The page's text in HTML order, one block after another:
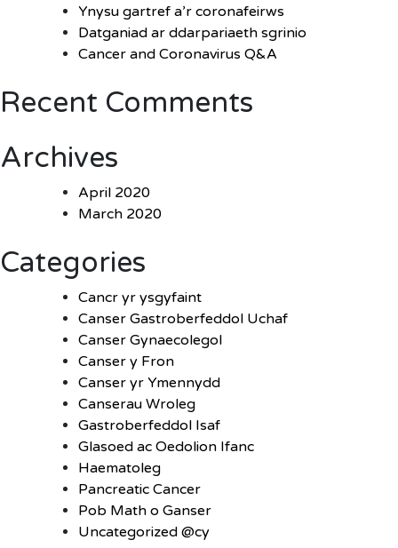
Ynysu gartref a’r coronafeirws
Datganiad ar ddarpariaeth sgrinio
Cancer and Coronavirus Q&A
Recent Comments
Archives
April 2020
March 2020
Categories
Cancr yr ysgyfaint
Canser Gastroberfeddol Uchaf
Canser Gynaecolegol
Canser y Fron
Canser yr Ymennydd
Canserau Wroleg
Gastroberfeddol Isaf
Glasoed ac Oedolion Ifanc
Haematoleg
Pancreatic Cancer
Pob Math o Ganser
Uncategorized @cy